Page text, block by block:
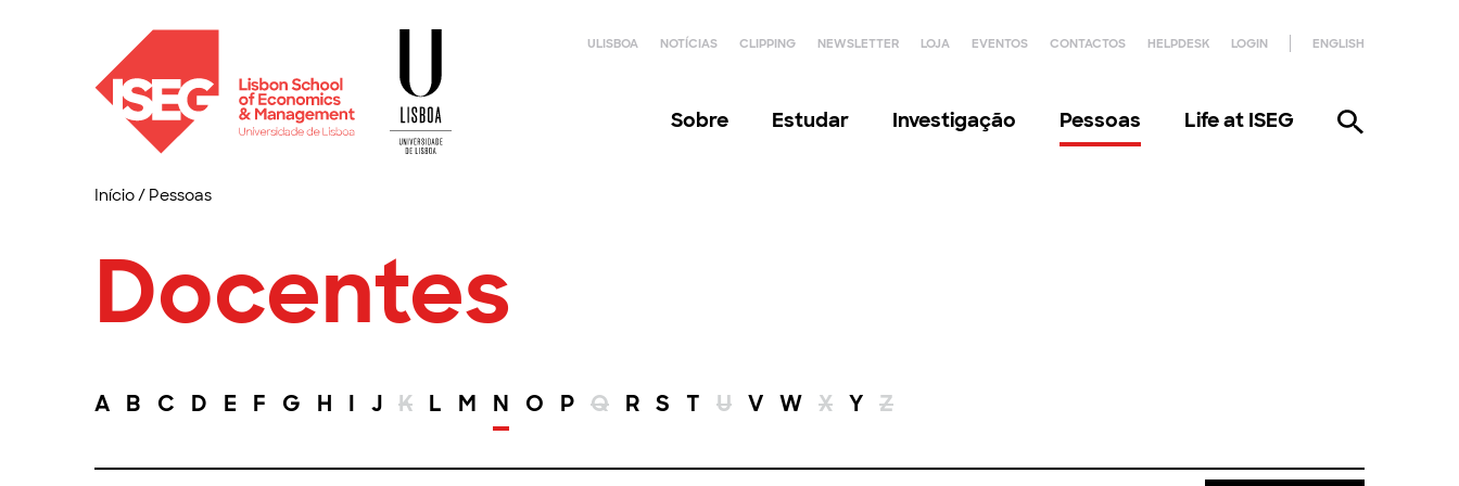
ULISBOA NOTÍCIAS CLIPPING NEWSLETTER LOJA EVENTOS CONTACTOS HELPDESK LOGIN ENGLISH
Sobre Estudar Investigação Pessoas Life at ISEG
Início/ Pessoas
Docentes
A B C D E F G H I J K L M N O P Q R S T U V W X Y Z